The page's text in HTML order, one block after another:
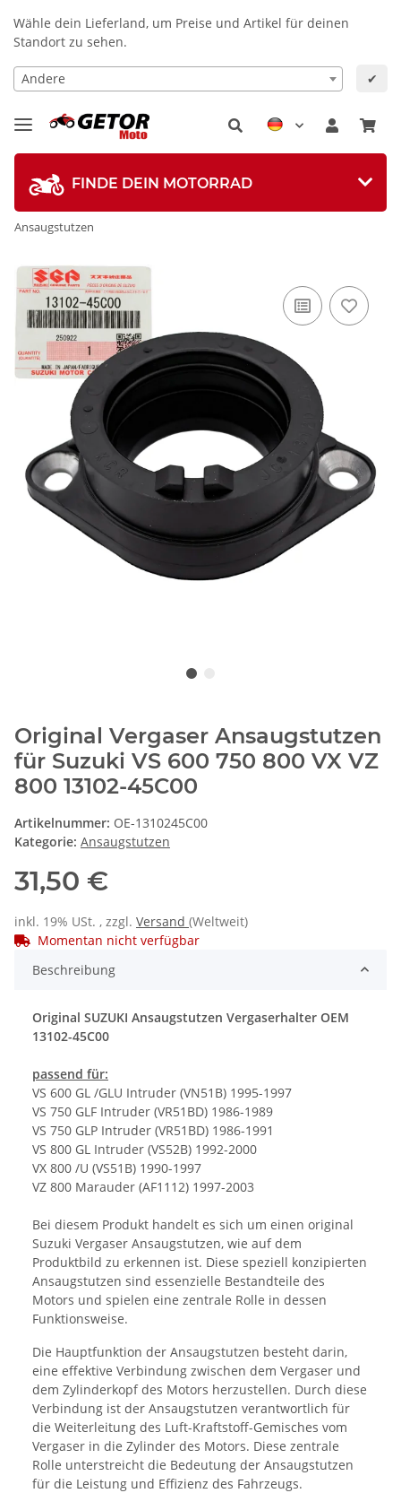
Wähle dein Lieferland, um Preise und Artikel für deinen
Standort zu sehen.
Andere ✔
FINDE DEIN MOTORRAD
Ansaugstutzen
Original Vergaser Ansaugstutzen
für Suzuki VS 600 750 800 VX VZ
800 13102-45C00
Artikelnummer: OE-1310245C00
Kategorie: Ansaugstutzen
31,50 €
inkl. 19% USt. , zzgl. Versand (Weltweit)
Momentan nicht verfügbar
Beschreibung
Original SUZUKI Ansaugstutzen Vergaserhalter OEM
13102-45C00
passend für:
VS 600 GL /GLU Intruder (VN51B) 1995-1997
VS 750 GLF Intruder (VR51BD) 1986-1989
VS 750 GLP Intruder (VR51BD) 1986-1991
VS 800 GL Intruder (VS52B) 1992-2000
VX 800 /U (VS51B) 1990-1997
VZ 800 Marauder (AF1112) 1997-2003
Bei diesem Produkt handelt es sich um einen original
Suzuki Vergaser Ansaugstutzen, wie auf dem
Produktbild zu erkennen ist. Diese speziell konzipierten
Ansaugstutzen sind essenzielle Bestandteile des
Motors und spielen eine zentrale Rolle in dessen
Funktionsweise.
Die Hauptfunktion der Ansaugstutzen besteht darin,
eine effektive Verbindung zwischen dem Vergaser und
dem Zylinderkopf des Motors herzustellen. Durch diese
Verbindung ist der Ansaugstutzen verantwortlich für
die Weiterleitung des Luft-Kraftstoff-Gemisches vom
Vergaser in die Zylinder des Motors. Diese zentrale
Rolle unterstreicht die Bedeutung der Ansaugstutzen
für die Leistung und Effizienz des Fahrzeugs.